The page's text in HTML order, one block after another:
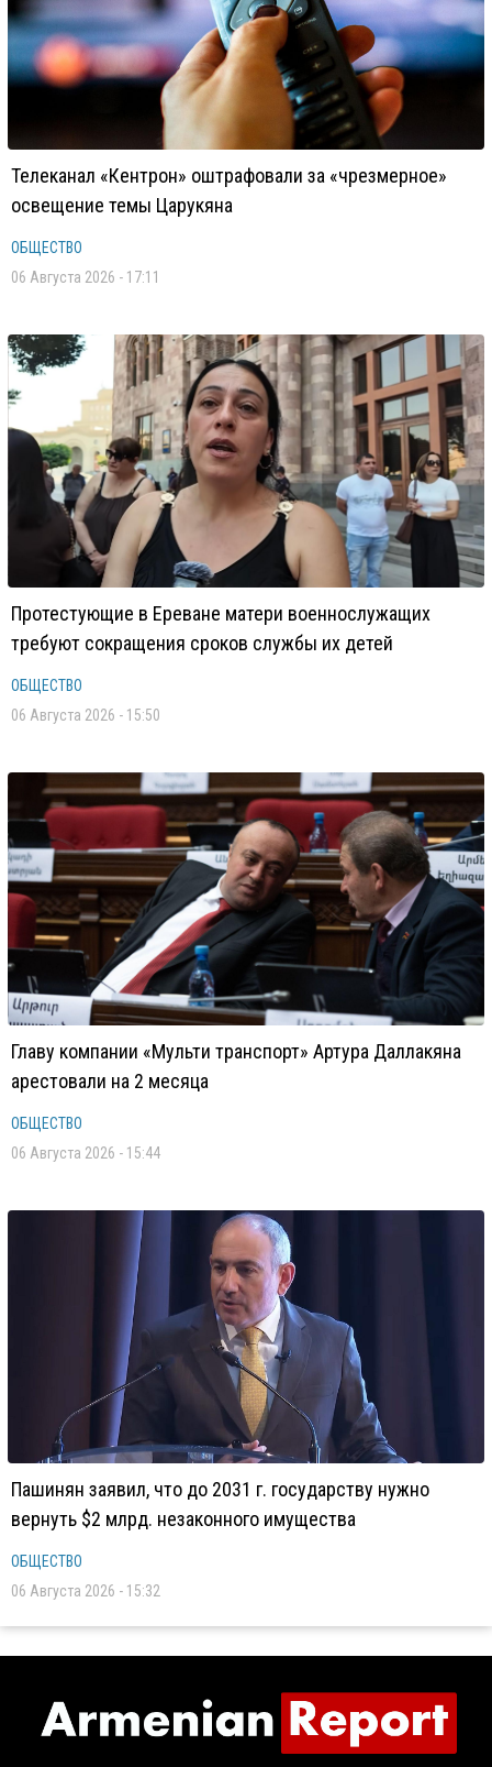
Телеканал «Кентрон» оштрафовали за «чрезмерное»
освещение темы Царукяна
ОБЩЕСТВО
06 Августа 2026 - 17:11
Протестующие в Ереване матери военнослужащих
требуют сокращения сроков службы их детей
ОБЩЕСТВО
06 Августа 2026 - 15:50
Главу компании «Мульти транспорт» Артура Даллакяна
арестовали на 2 месяца
ОБЩЕСТВО
06 Августа 2026 - 15:44
Пашинян заявил, что до 2031 г. государству нужно
вернуть $2 млрд. незаконного имущества
ОБЩЕСТВО
06 Августа 2026 - 15:32